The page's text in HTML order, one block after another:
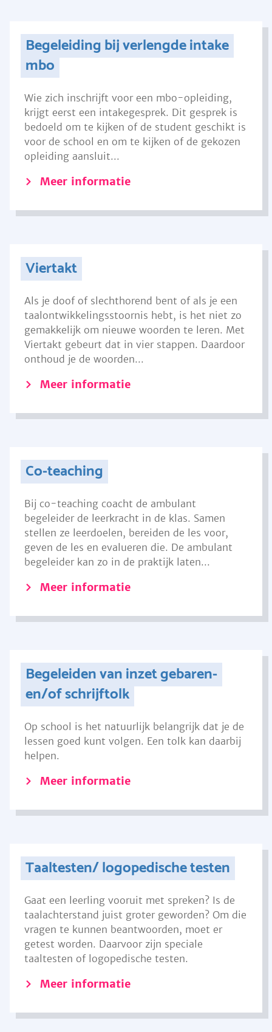
Begeleiding bij verlengde intake
mbo
Wie zich inschrijft voor een mbo-opleiding,
krijgt eerst een intakegesprek. Dit gesprek is
bedoeld om te kijken of de student geschikt is
voor de school en om te kijken of de gekozen
opleiding aansluit...
Meer informatie
Viertakt
Als je doof of slechthorend bent of als je een
taalontwikkelingsstoornis hebt, is het niet zo
gemakkelijk om nieuwe woorden te leren. Met
Viertakt gebeurt dat in vier stappen. Daardoor
onthoud je de woorden...
Meer informatie
Co-teaching
Bij co-teaching coacht de ambulant
begeleider de leerkracht in de klas. Samen
stellen ze leerdoelen, bereiden de les voor,
geven de les en evalueren die. De ambulant
begeleider kan zo in de praktijk laten...
Meer informatie
Begeleiden van inzet gebaren-
en/of schrijftolk
Op school is het natuurlijk belangrijk dat je de
lessen goed kunt volgen. Een tolk kan daarbij
helpen.
Meer informatie
Taaltesten/ logopedische testen
Gaat een leerling vooruit met spreken? Is de
taalachterstand juist groter geworden? Om die
vragen te kunnen beantwoorden, moet er
getest worden. Daarvoor zijn speciale
taaltesten of logopedische testen.
Meer informatie